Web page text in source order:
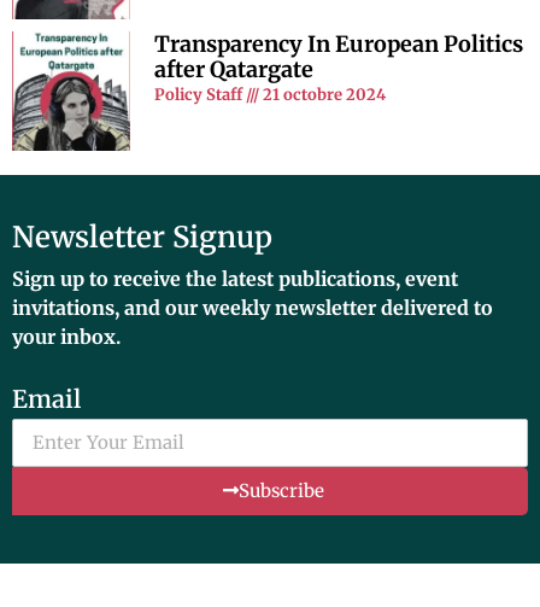
Transparency In European Politics
after Qatargate
Policy Staff 21 octobre 2024
Newsletter Signup
Sign up to receive the latest publications, event
invitations, and our weekly newsletter delivered to
your inbox.
Email
Subscribe